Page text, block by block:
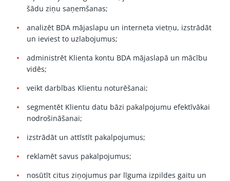
šādu ziņu saņemšanas;
analizēt BDA mājaslapu un interneta vietņu, izstrādāt
un ieviest to uzlabojumus;
administrēt Klienta kontu BDA mājaslapā un mācību
vidēs;
veikt darbības Klientu noturēšanai;
segmentēt Klientu datu bāzi pakalpojumu efektīvākai
nodrošināšanai;
izstrādāt un attīstīt pakalpojumus;
reklamēt savus pakalpojumus;
nosūtīt citus ziņojumus par līguma izpildes gaitu un